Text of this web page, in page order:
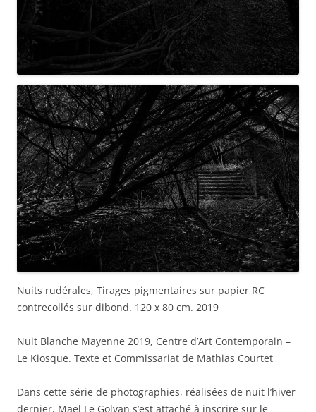
Nuits rudérales, Tirages pigmentaires sur papier RC
contrecollés sur dibond. 120 x 80 cm. 2019
Nuit Blanche Mayenne 2019, Centre d’Art Contemporain –
Le Kiosque. Texte et Commissariat de Mathias Courtet
Dans cette série de photographies, réalisées de nuit l’hiver
dernier, Mael Le Golvan s’est attaché à inscrire sur le